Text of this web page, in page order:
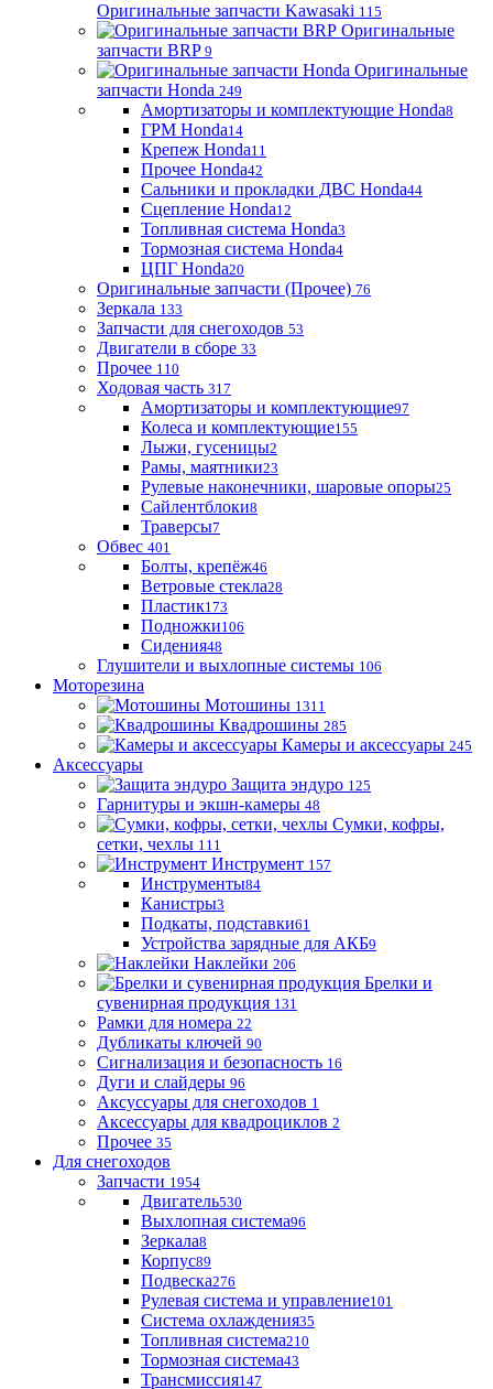
Оригинальные запчасти Kawasaki 115
Оригинальные
запчасти BRP 9
Оригинальные
запчасти Honda 249
Амортизаторы и комплектующие Honda8
ГРМ Honda14
Крепеж Honda11
Прочее Honda42
Сальники и прокладки ДВС Honda44
Сцепление Honda12
Топливная система Honda3
Тормозная система Honda4
ЦПГ Honda20
Оригинальные запчасти (Прочее) 76
Зеркала 133
Запчасти для снегоходов 53
Двигатели в сборе 33
Прочее 110
Ходовая часть 317
Амортизаторы и комплектующие97
Колеса и комплектующие155
Лыжи, гусеницы2
Рамы, маятники23
Рулевые наконечники, шаровые опоры25
Сайлентблоки8
Траверсы7
Обвес 401
Болты, крепёж46
Ветровые стекла28
Пластик173
Подножки106
Сидения48
Глушители и выхлопные системы 106
Моторезина
Мотошины 1311
Квадрошины 285
Камеры и аксессуары 245
Аксессуары
Защита эндуро 125
Гарнитуры и экшн-камеры 48
Сумки, кофры,
сетки, чехлы 111
Инструмент 157
Инструменты84
Канистры3
Подкаты, подставки61
Устройства зарядные для АКБ9
Наклейки 206
Брелки и
сувенирная продукция 131
Рамки для номера 22
Дубликаты ключей 90
Сигнализация и безопасность 16
Дуги и слайдеры 96
Аксуссуары для снегоходов 1
Аксессуары для квадроциклов 2
Прочее 35
Для снегоходов
Запчасти 1954
Двигатель530
Выхлопная система96
Зеркала8
Корпус89
Подвеска276
Рулевая система и управление101
Система охлаждения35
Топливная система210
Тормозная система43
Трансмиссия147